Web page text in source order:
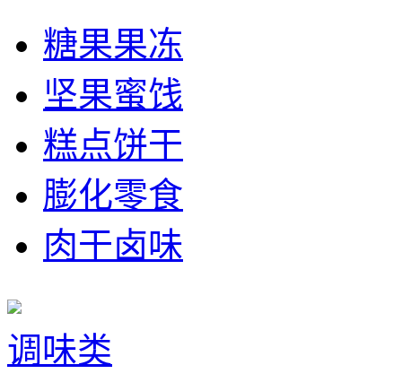
糖果果冻
坚果蜜饯
糕点饼干
膨化零食
肉干卤味
调味类